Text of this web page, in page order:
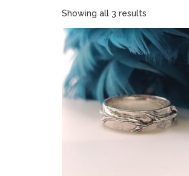
Showing all 3 results